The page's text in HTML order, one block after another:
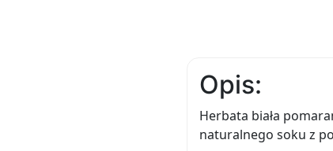
Opis:
Herbata biała
naturalnego soku z